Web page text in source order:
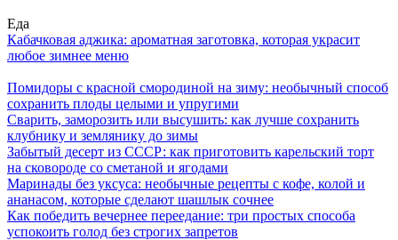
Еда
Кабачковая аджика: ароматная заготовка, которая украсит
любое зимнее меню
Помидоры с красной смородиной на зиму: необычный способ
сохранить плоды целыми и упругими
Сварить, заморозить или высушить: как лучше сохранить
клубнику и землянику до зимы
Забытый десерт из СССР: как приготовить карельский торт
на сковороде со сметаной и ягодами
Маринады без уксуса: необычные рецепты с кофе, колой и
ананасом, которые сделают шашлык сочнее
Как победить вечернее переедание: три простых способа
успокоить голод без строгих запретов